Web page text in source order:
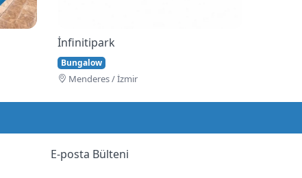
İnfinitipark
Bungalow
Menderes / İzmir
E-posta Bülteni